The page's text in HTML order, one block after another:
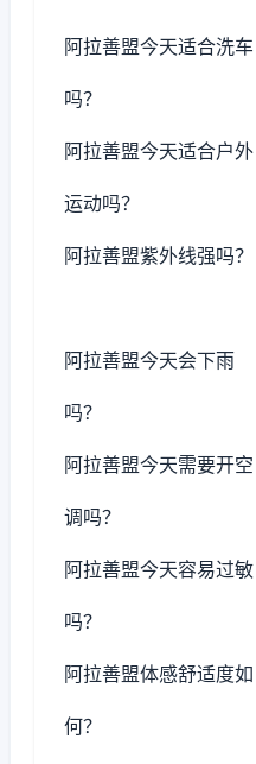
阿拉善盟今天适合洗车
吗？
阿拉善盟今天适合户外
运动吗？
阿拉善盟紫外线强吗？
阿拉善盟今天会下雨
吗？
阿拉善盟今天需要开空
调吗？
阿拉善盟今天容易过敏
吗？
阿拉善盟体感舒适度如
何？